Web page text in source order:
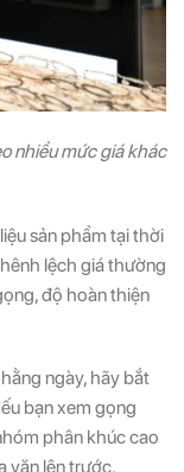
nhiều mức giá khác
sản phẩm tại thời
lệch giá thường
độ hoàn thiện
ngày, hãy bắt
bạn xem gọng
phân khúc cao
vặn lên trước.